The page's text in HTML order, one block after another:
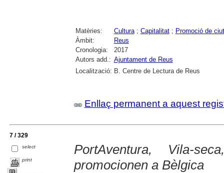
Matèries: Cultura; Capitalitat; Promoció de
Àmbit:
Reus
Cronologia:
2017
Autors add.: Ajuntament de Reus
Localització: B. Centre de Lectura de Reus
Enllaç permanent a aquest
7 / 329
select
print
PortAventura, Vila-
promocionen a Bèlgica